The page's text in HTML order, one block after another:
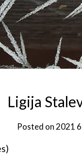
Ligija
Posted on2021